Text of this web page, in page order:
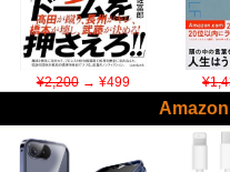
¥2,200→ ¥499